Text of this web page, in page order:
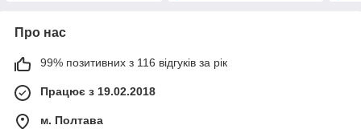
Про нас
99% позитивних з 116 відгуків за рік
Працює з 19.02.2018
м. Полтава